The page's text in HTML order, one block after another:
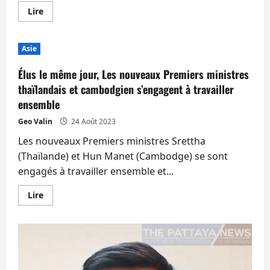
LireEn
savoir
allemand
recherché
dans
son
pays
est
venu
cacher
en
Thaïlande…
Mauvaise
idée
Asie
Élus le même jour, Les nouveaux Premiers ministres
thaïlandais et cambodgien s’engagent à travailler
ensemble
Geo Valin 24 Août 2023
Les nouveaux Premiers ministres Srettha
(Thaïlande) et Hun Manet (Cambodge) se sont
engagés à travailler ensemble et...
LireEn
savoir